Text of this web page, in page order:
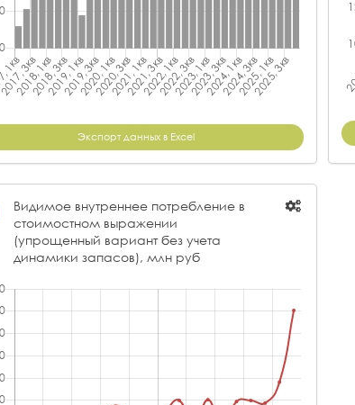
Экспорт данных в Excel
Видимое внутреннее потребление в
стоимостном выражении
(упрощенный вариант без учета
динамики запасов), млн руб